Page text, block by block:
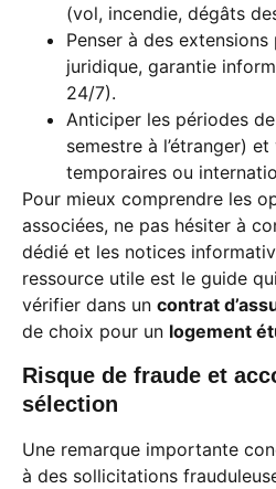
(vol, incendie, dégâts
Penser à des
juridique, garantie
24/7).
Anticiper les périodes
semestre à l’étranger)
temporaires ou
Pour mieux comprendre les
associées, ne pas hésiter à
dédié et les notices
ressource utile est le guide
vérifier dans un contrat
de choix pour un logement
Risque de fraude et
sélection
Une remarque importante
à des sollicitations